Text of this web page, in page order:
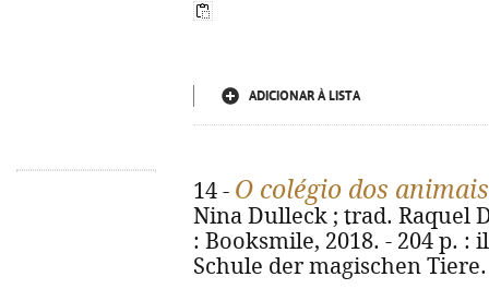
ADICIONAR À LISTA
14 - O colégio dos
Nina Dulleck ; trad. Raquel
: Booksmile, 2018. - 204 p. :
Schule der magischen Tiere.